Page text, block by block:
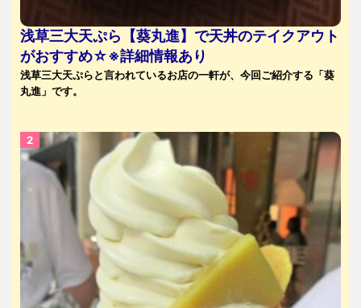
浅草三大天ぷら【葵丸進】で天丼のテイクアウト
がおすすめ☆※詳細情報あり
浅草三大天ぷらと言われているお店の一軒が、今回ご紹介する「葵
丸進」です。